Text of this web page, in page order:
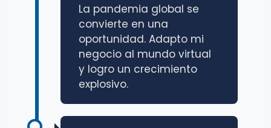
La pandemia global se
convierte en una
oportunidad. Adapto mi
negocio al mundo virtual
y logro un crecimiento
explosivo.